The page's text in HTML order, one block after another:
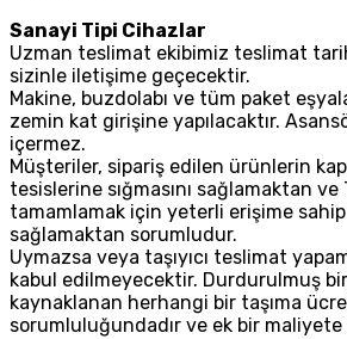
Sanayi Tipi Cihazlar
Uzman teslimat ekibimiz teslimat
sizinle iletişime geçecektir.
Makine, buzdolabı ve tüm paket
zemin kat girişine yapılacaktır.
içermez.
Müşteriler, sipariş edilen ürünlerin
tesislerine sığmasını sağlamaktan ve
tamamlamak için yeterli erişime sahip
sağlamaktan sorumludur.
Uymazsa veya taşıyıcı teslimat
kabul edilmeyecektir. Durdurulmuş
kaynaklanan herhangi bir taşıma
sorumluluğundadır ve ek bir